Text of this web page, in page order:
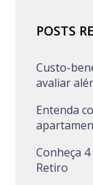
POSTS
Custo-
avaliar
Entenda
Conheça
Retiro